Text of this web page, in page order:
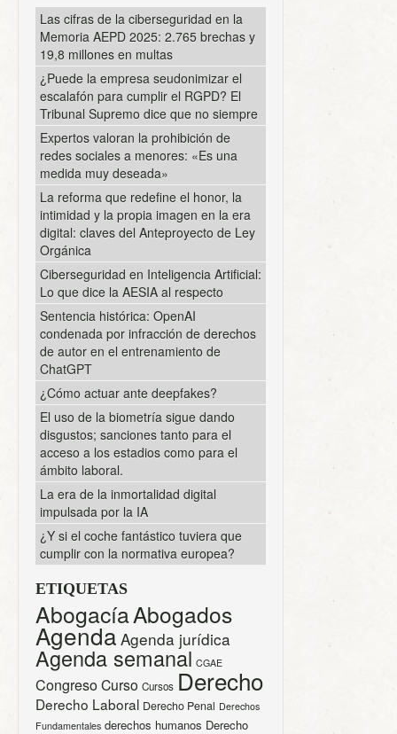
Las cifras de la ciberseguridad en la
Memoria AEPD 2025: 2.765 brechas y
19,8 millones en multas
¿Puede la empresa seudonimizar el
escalafón para cumplir el RGPD? El
Tribunal Supremo dice que no siempre
Expertos valoran la prohibición de
redes sociales a menores: «Es una
medida muy deseada»
La reforma que redefine el honor, la
intimidad y la propia imagen en la era
digital: claves del Anteproyecto de Ley
Orgánica
Ciberseguridad en Inteligencia Artificial:
Lo que dice la AESIA al respecto
Sentencia histórica: OpenAI
condenada por infracción de derechos
de autor en el entrenamiento de
ChatGPT
¿Cómo actuar ante deepfakes?
El uso de la biometría sigue dando
disgustos; sanciones tanto para el
acceso a los estadios como para el
ámbito laboral.
La era de la inmortalidad digital
impulsada por la IA
¿Y si el coche fantástico tuviera que
cumplir con la normativa europea?
ETIQUETAS
AbogacíaAbogados
Agenda Agenda jurídica
Agenda semanal CGAE
CongresoCurso Cursos Derecho
Derecho Laboral Derecho Penal Derechos
Fundamentales derechos humanos Derecho